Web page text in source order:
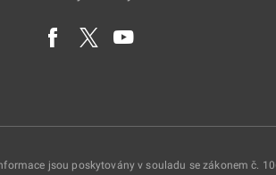
jsou poskytovány v souladu se zákonem č.